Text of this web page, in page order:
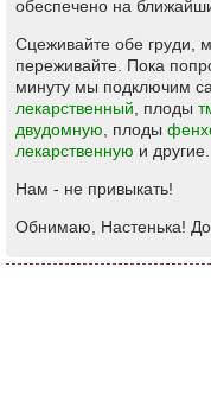
обеспечено на
Сцеживайте обе груди,
переживайте. Пока
минуту мы подключим
лекарственный , плоды
двудомную , плоды
лекарственную и другие.
Нам - не привыкать!
Обнимаю, Настенька!